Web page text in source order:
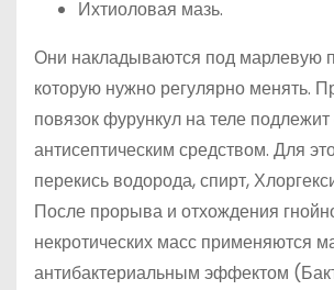
Ихтиоловая мазь.
Они накладываются под марлевую
которую нужно регулярно менять.
повязок фурункул на теле
антисептическим средством. Для
перекись водорода, спирт,
После прорыва и отхождения
некротических масс применяются
антибактериальным эффектом